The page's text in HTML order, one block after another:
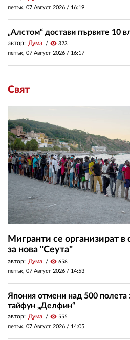
петък, 07 Август 2026 / 16:19
„Алстом“ достави първите 10
автор: Дума visibility 323
петък, 07 Август 2026 / 16:17
Свят
Мигранти се организират
за нова "Сеута"
автор: Дума visibility 658
петък, 07 Август 2026 / 14:53
Япония отмени над 500
тайфун „Делфин“
автор: Дума visibility 555
петък, 07 Август 2026 / 14:05